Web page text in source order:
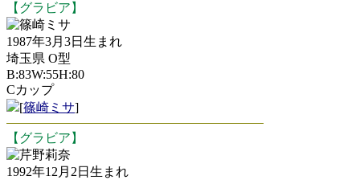
【グラビア】
篠崎ミサ
1987年3月3日生まれ
埼玉県 O型
B:83W:55H:80
Cカップ
[篠崎ミサ]
【グラビア】
芹野莉奈
1992年12月2日生まれ